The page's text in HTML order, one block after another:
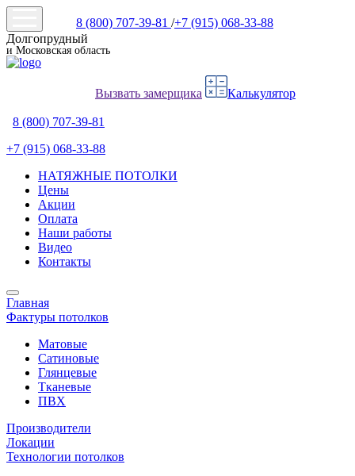
8 (800) 707-39-81 /+7 (915) 068-33-88
Долгопрудный
и Московская область
Вызвать замерщика Калькулятор
8 (800) 707-39-81
+7 (915) 068-33-88
НАТЯЖНЫЕ ПОТОЛКИ
Цены
Акции
Оплата
Наши работы
Видео
Контакты
Главная
Фактуры потолков
Матовые
Сатиновые
Глянцевые
Тканевые
ПВХ
Производители
Локации
Технологии потолков